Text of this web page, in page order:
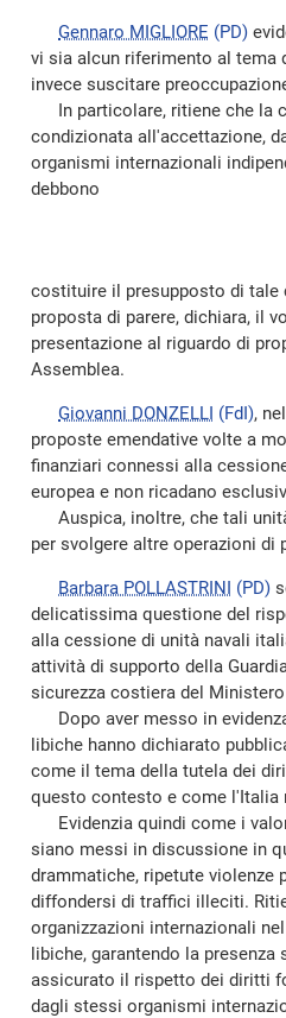
Gennaro MIGLIORE (PD)
vi sia alcun riferimento al tema
invece suscitare
In particolare, ritiene che la
condizionata all'accettazione,
organismi internazionali
debbono
costituire il presupposto di tale
proposta di parere, dichiara, il
presentazione al riguardo di
Assemblea.
Giovanni DONZELLI (FdI),
proposte emendative volte a
finanziari connessi alla
europea e non ricadano
Auspica, inoltre, che tali
per svolgere altre operazioni di
Barbara POLLASTRINI (PD)
delicatissima questione del
alla cessione di unità navali
attività di supporto della
sicurezza costiera del
Dopo aver messo in
libiche hanno dichiarato
come il tema della tutela dei
questo contesto e come l'Italia
Evidenzia quindi come i
siano messi in discussione in
drammatiche, ripetute violenze
diffondersi di traffici illeciti.
organizzazioni internazionali
libiche, garantendo la
assicurato il rispetto dei diritti
dagli stessi organismi